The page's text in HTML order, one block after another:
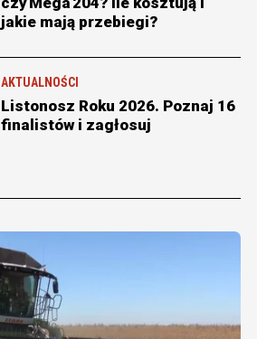
jakie mają przebiegi?
AKTUALNOŚCI
Listonosz Roku 2026. Poznaj 16
finalistów i zagłosuj